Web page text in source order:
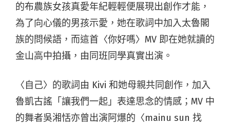
的布農族女孩真愛年紀輕輕便展現出創作才能，
為了向心儀的男孩示愛，她在歌詞中加入太魯閣
族的問候語，而這首〈你好嗎〉MV 即在她就讀的
金山高中拍攝，由同班同學真實出演。
〈自己〉的歌詞由 Kivi 和她母親共同創作，加入
魯凱古謠「讓我們一起」表達思念的情感；MV 中
的舞者吳湘恬亦曾出演阿爆的〈mainu sun 找